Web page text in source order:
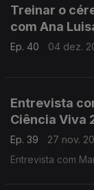
Treinar o
com Ana
Ep. 40 04 dez.
Entrevista
Ciência Viva
Ep. 39
27 nov.
Entrevista com